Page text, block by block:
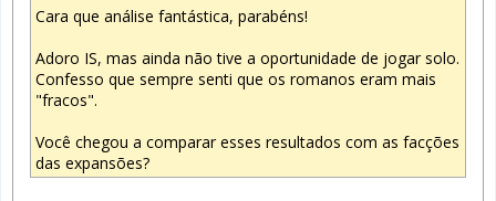
Cara que análise fantástica, parabéns!
Adoro IS, mas ainda não tive a oportunidade de jogar solo.
Confesso que sempre senti que os romanos eram mais
"fracos".
Você chegou a comparar esses resultados com as facções
das expansões?